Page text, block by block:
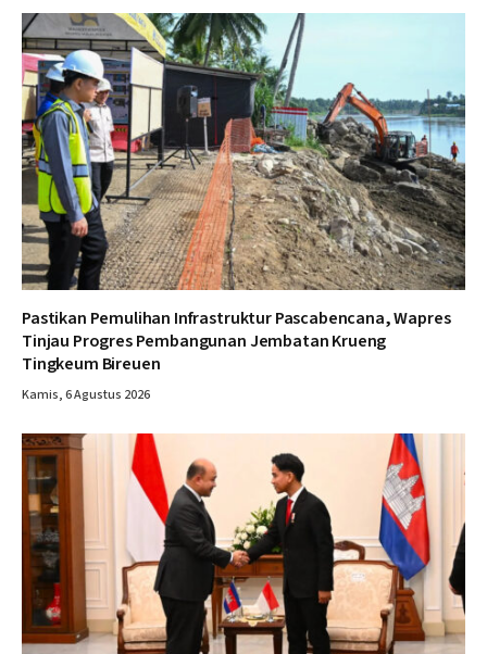
Pastikan Pemulihan Infrastruktur Pascabencana, Wapres
Tinjau Progres Pembangunan Jembatan Krueng
Tingkeum Bireuen
Kamis, 6 Agustus 2026